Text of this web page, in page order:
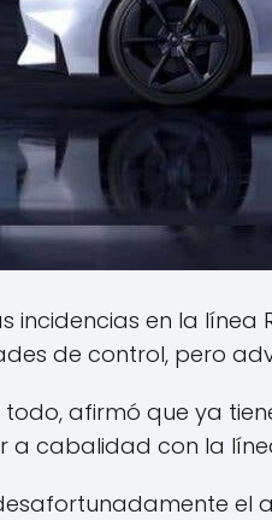
incidencias en la línea
de control, pero
todo, afirmó que ya
a cabalidad con la
el